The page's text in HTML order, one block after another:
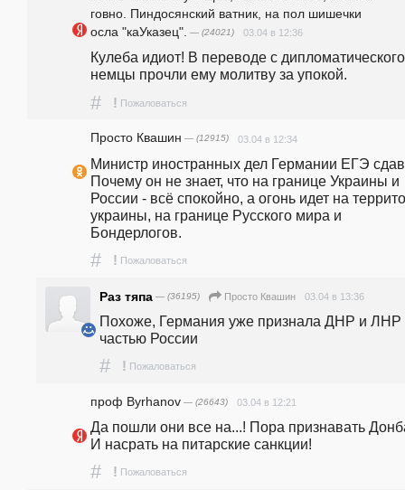
говно. Пиндосянский ватник, на пол шишечки
осла "каУказец".
— (24021) 03.04 в 12:36
Кулеба идиот! В переводе с дипломатического
немцы прочли ему молитву за упокой.
# ! Пожаловаться
Просто Квашин — (12915) 03.04 в 12:34
Министр иностранных дел Германии ЕГЭ
Почему он не знает, что на границе Украины и
России - всё спокойно, а огонь идет на
украины, на границе Русского мира и
Бондерлогов.
# ! Пожаловаться
Раз тяпа — (36195) Просто Квашин 03.04 в 13:36
Похоже, Германия уже признала ДНР и ЛНР
частью России
# ! Пожаловаться
проф Byrhanov — (26643) 03.04 в 12:21
Да пошли они все на...! Пора признавать
И насрать на питарские санкции!
# ! Пожаловаться